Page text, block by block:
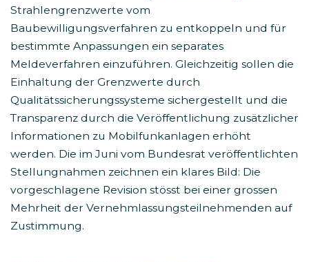
Strahlengrenzwerte vom
Baubewilligungsverfahren zu entkoppeln und für
bestimmte Anpassungen ein separates
Meldeverfahren einzuführen. Gleichzeitig sollen die
Einhaltung der Grenzwerte durch
Qualitätssicherungssysteme sichergestellt und die
Transparenz durch die Veröffentlichung zusätzlicher
Informationen zu Mobilfunkanlagen erhöht
werden. Die im Juni vom Bundesrat veröffentlichten
Stellungnahmen zeichnen ein klares Bild: Die
vorgeschlagene Revision stösst bei einer grossen
Mehrheit der Vernehmlassungsteilnehmenden auf
Zustimmung.